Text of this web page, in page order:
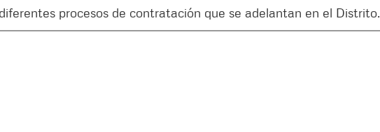
procesos de contratación que se adelantan en el Distrito.